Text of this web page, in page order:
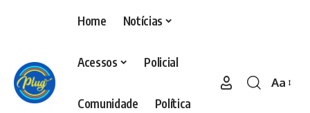
Home Notícias
Acessos Policial
Comunidade Política
Aa